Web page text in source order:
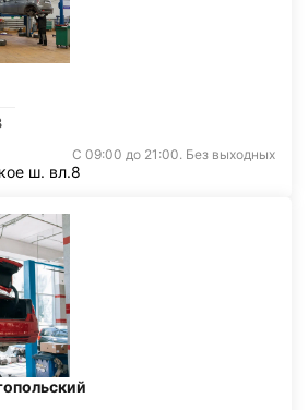
С 09:00 до 21:00. Без выходных
ш. вл.8